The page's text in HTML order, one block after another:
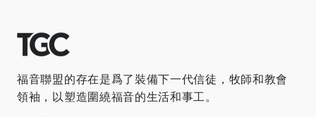
福音聯盟的存在是爲了裝備下一代信徒，牧師和教會
領袖，以塑造圍繞福音的生活和事工。